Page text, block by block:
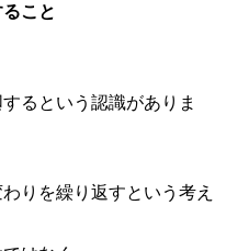
こと
るという認識がありま
りを繰り返すという考え